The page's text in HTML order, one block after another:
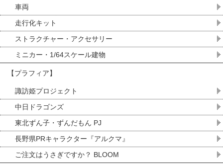
車両
走行化キット
ストラクチャー・アクセサリー
ミニカー・1/64スケール建物
【プラフィア】
諏訪姫プロジェクト
中日ドラゴンズ
東北ずん子・ずんだもん PJ
長野県PRキャラクター『アルクマ』
ご注文はうさぎですか？ BLOOM